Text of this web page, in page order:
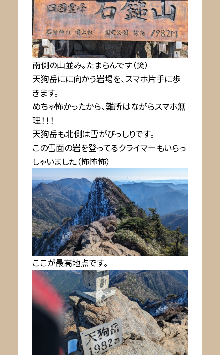
南側の山並み。たまらんです（笑）
天狗岳にに向かう岩場を、スマホ片手に歩
きます。
めちゃ怖かったから、難所はながらスマホ無
理！！！
天狗岳も北側は雪がびっしりです。
この雪面の岩を登ってるクライマーもいらっ
しゃいました（怖怖怖）
ここが最高地点です。